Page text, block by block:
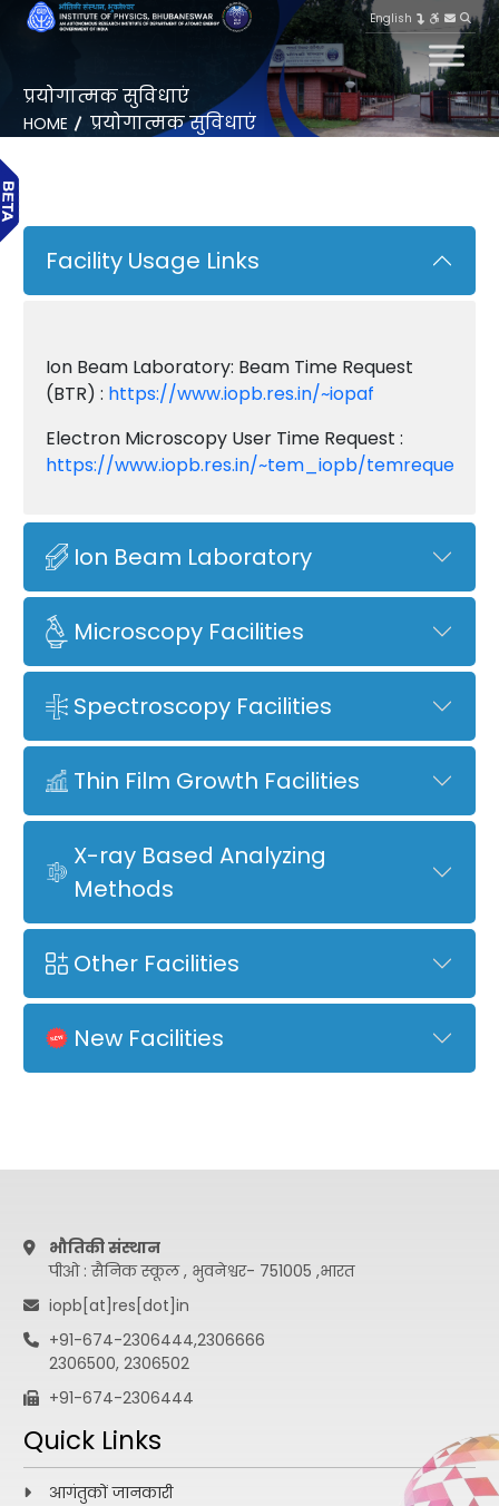
English
प्रयोगात्मक सुविधाएं
HOME प्रयोगात्मक सुविधाएं
Facility Usage Links
Ion Beam Laboratory: Beam Time Request
(BTR) : https://www.iopb.res.in/~iopaf
Electron Microscopy User Time Request :
https://www.iopb.res.in/~tem_iopb/
Ion Beam Laboratory
Microscopy Facilities
Spectroscopy Facilities
Thin Film Growth Facilities
X-ray Based Analyzing
Methods
Other Facilities
New Facilities
भौतिकी संस्थान
पीओ : सैनिक स्कूल , भुवनेश्वर- 751005 ,भारत
iopb[at]res[dot]in
+91-674-2306444,2306666
2306500, 2306502
+91-674-2306444
Quick Links
आगंतुकों जानकारी